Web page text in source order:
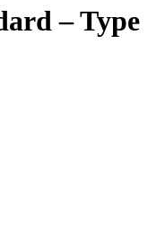
– Type